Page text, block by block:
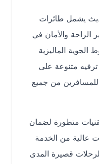
طائرات
والأمان في
الماليزية
متنوعة على
من جميع
متطورة لضمان
من الخدمة
قصيرة المدى